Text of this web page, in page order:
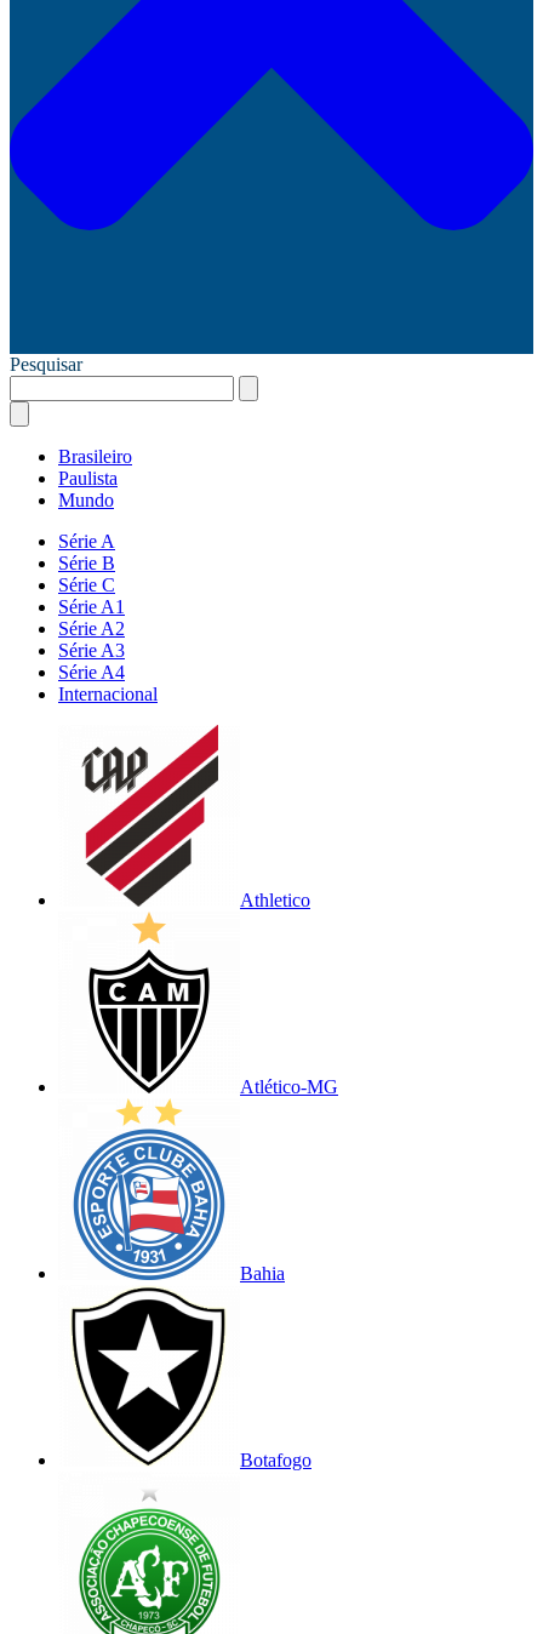
Pesquisar
Brasileiro
Paulista
Mundo
Série A
Série B
Série C
Série A1
Série A2
Série A3
Série A4
Internacional
Athletico
Atlético-MG
Bahia
Botafogo